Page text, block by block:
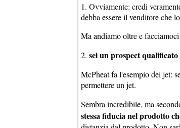
1. Ovviamente: credi
debba essere il venditore che
Ma andiamo oltre e
2. sei un prospect
McPheat fa l'esempio dei jet:
permettere un jet.
Sembra incredibile, ma
stessa fiducia nel prodotto